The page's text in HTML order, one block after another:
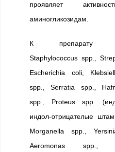
проявляет
аминогликозидам.
К препарату
Staphylococcus spp.,
Escherichia coli,
spp., Serratia spp.,
spp., Proteus spp.
индол-отрицателые
Morganella spp.,
Aeromonas spp.,